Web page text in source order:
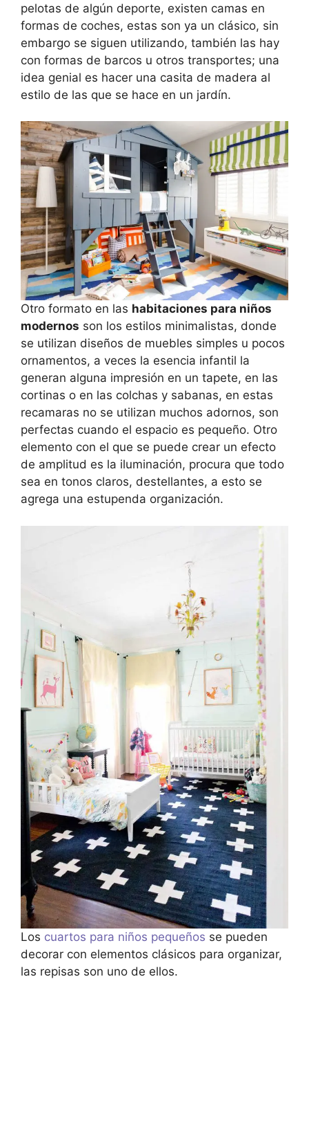
pelotas de algún deporte, existen camas en
formas de coches, estas son ya un clásico, sin
embargo se siguen utilizando, también las hay
con formas de barcos u otros transportes; una
idea genial es hacer una casita de madera al
estilo de las que se hace en un jardín.
Otro formato en las habitaciones para niños
modernos son los estilos minimalistas, donde
se utilizan diseños de muebles simples u pocos
ornamentos, a veces la esencia infantil la
generan alguna impresión en un tapete, en las
cortinas o en las colchas y sabanas, en estas
recamaras no se utilizan muchos adornos, son
perfectas cuando el espacio es pequeño. Otro
elemento con el que se puede crear un efecto
de amplitud es la iluminación, procura que todo
sea en tonos claros, destellantes, a esto se
agrega una estupenda organización.
Los cuartos para niños pequeños se pueden
decorar con elementos clásicos para organizar,
las repisas son uno de ellos.